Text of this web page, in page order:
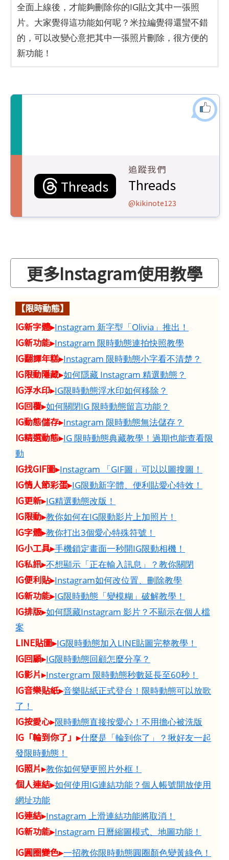
全面上線後，才能夠刪除你的IG貼文其中一張照
片。大家覺得這功能如何呢？米拉編覺得還蠻不錯
的，可以改變心意把其中一張照片刪除，很方便的
新功能！
Threads
追蹤我們
Threads
@kikinote123
更多Instagram使用教學
【限時動態】
IG新字體▸Instagram 新字型「Olivia」推出！
IG新功能▸Instagram 限時動態連拍快照教學
IG翻譯年糕▸Instagram 限時動態小字看不清楚？
IG限動隱藏▸如何隱藏 Instagram 精選動態？
IG浮水印▸IG限時動態浮水印如何移除？
IG回覆▸如何關閉IG 限時動態留言功能？
IG動態儲存▸Instagram 限時動態無法儲存？
IG精選動態▸IG 限時動態典藏教學！過期也能查看限
動
IG找GIF圖▸Instagram 「GIF圖」可以以圖搜圖！
IG情人節彩蛋▸IG限動新字體、便利貼愛心特效！
IG更新▸IG精選動態改版！
IG限動▸教你如何在IG限動影片上加照片！
IG字體▸教你打出3個愛心特殊符號！
IG小工具▸手機鎖定畫面一秒開IG限動相機！
IG私訊▸不想顯示「正在輸入訊息」？教你關閉
IG便利貼▸Instagram如何改位置、刪除教學
IG新功能▸IG限時動態「變模糊」破解教學！
IG排版▸如何隱藏Instagram 影片？不顯示在個人檔
案
LINE貼圖▸IG限時動態加入LINE貼圖完整教學！
IG回顧▸IG限時動態回顧怎麼分享？
IG影片▸Instergram 限時動態秒數延長至60秒！
IG音樂貼紙▸音樂貼紙正式登台！限時動態可以放歌
了！
IG按愛心▸限時動態直接按愛心！不用擔心被洗版
IG「輪到你了」▸什麼是「輪到你了」？揪好友一起
發限時動態！
IG照片▸教你如何變更照片外框！
個人連結▸如何使用IG連結功能？個人帳號開放使用
網址功能
IG連結▸Instagram 上滑連結功能將取消！
IG新功能▸Instagram 日曆縮圖模式、地圖功能！
IG圓圈變色▸一招教你限時動態圓圈顏色變黃綠色！